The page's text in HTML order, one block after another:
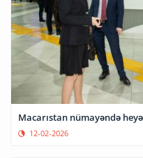
Macarıstan nümayəndə
12-02-2026